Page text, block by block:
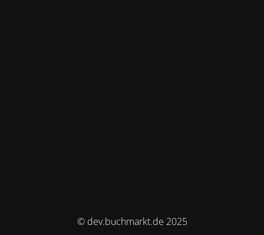
© dev.buchmarkt.de 2025